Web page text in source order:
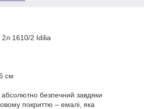
2л 1610/2 Idilia
см
абсолютно безпечний завдяки
покриттю – емалі, яка